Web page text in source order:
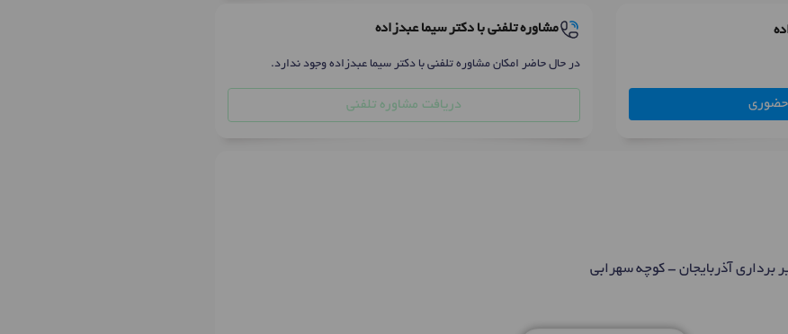
حضوری
مشاوره تلفنی با دکتر سیما عبدزاده
در حال حاضر امکان مشاوره تلفنی با دکتر سیما عبدزاده وجود ندارد.
دریافت مشاوره تلفنی
برداری آذربایجان - کوچه سهرابی